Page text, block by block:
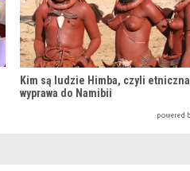
Kim są ludzie Himba, czyli etniczna
wyprawa do Namibii